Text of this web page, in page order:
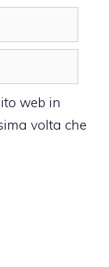
web in
volta che